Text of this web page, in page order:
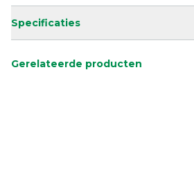
Specificaties
Gerelateerde producten